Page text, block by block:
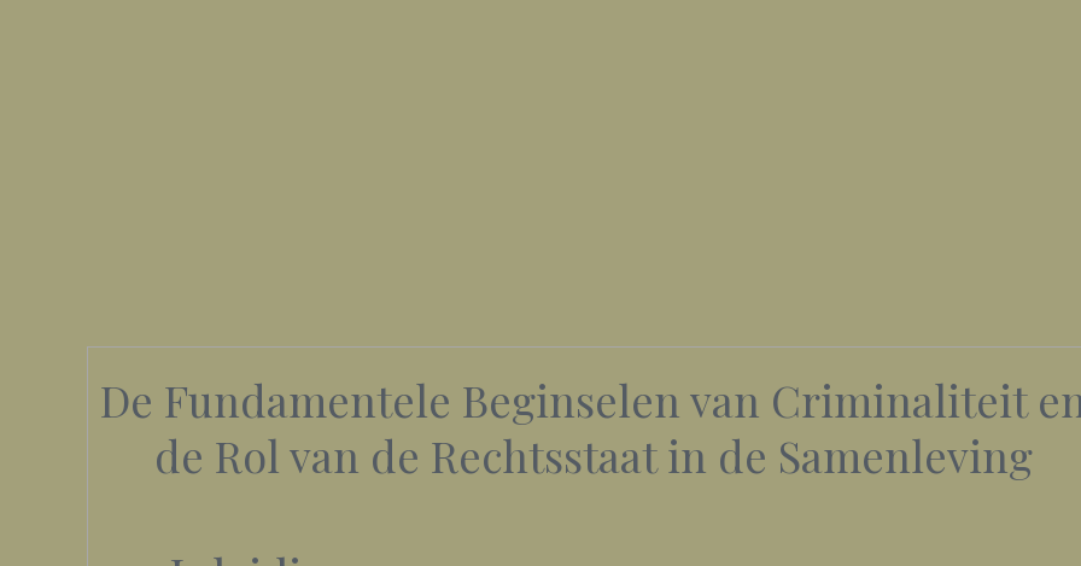
De Fundamentele Beginselen van Criminaliteit
de Rol van de Rechtsstaat in de Samenleving